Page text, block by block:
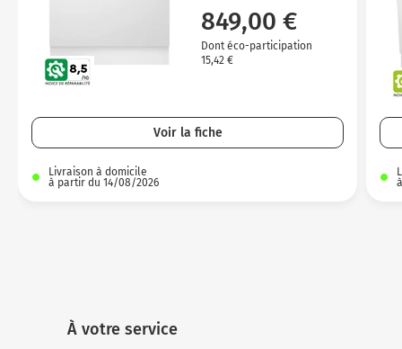
849,00 €
Dont éco-participation
15,42 €
Voir la fiche
Livraison à domicile
à partir du 14/08/2026
À votre service